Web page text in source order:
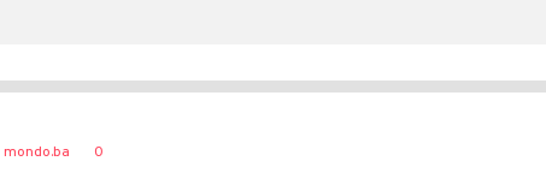
Siniša
Stanić
mondo.ba 0